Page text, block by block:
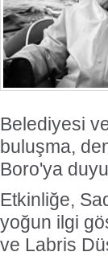
Belediyesi
buluşma,
Boro'ya
Etkinliğe,
yoğun ilgi
ve Labris